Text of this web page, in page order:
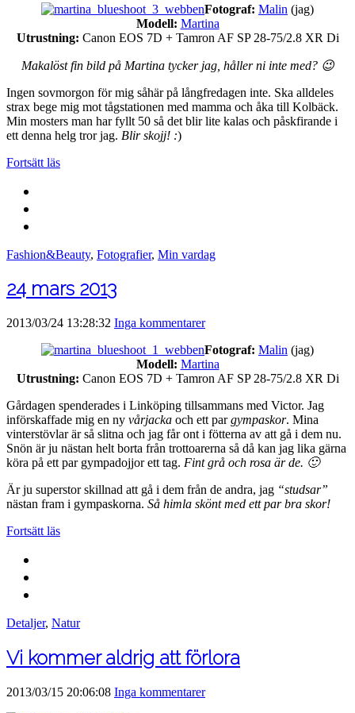
Fotograf: Malin (jag)
Modell: Martina
Utrustning: Canon EOS 7D + Tamron AF SP 28-75/2.8 XR Di
Makalöst fin bild på Martina tycker jag, håller ni inte med? 😉
Ingen sovmorgon för mig såhär på långfredagen inte. Ska alldeles
strax bege mig mot tågstationen med mamma och åka till Kolbäck.
Min mosters man har fyllt 50 så det blir lite kalas och påskfirande i
ett denna helg tror jag. Blir skojj! :)
Fortsätt läs
Fashion&Beauty, Fotografier, Min vardag
24 mars 2013
2013/03/24 13:28:32 Inga kommentarer
Fotograf: Malin (jag)
Modell: Martina
Utrustning: Canon EOS 7D + Tamron AF SP 28-75/2.8 XR Di
Gårdagen spenderades i Linköping tillsammans med Victor. Jag
införskaffade mig en ny vårjacka och ett pargympaskor. Mina
vinterstövlar är så slitna och jag får ont i fötterna av att gå i dem nu.
Snön är ju nästan helt borta från trottoarerna så då kan jag lika gärna
köra på ett par gympadojjor ett tag. Fint grå och rosa är de. 🙂
Är ju superstor skillnad att gå i dem från de andra, jag “studsar”
nästan fram i gympaskorna. Så himla skönt med ett par bra skor!
Fortsätt läs
Detaljer, Natur
Vi kommer aldrig att förlora
2013/03/15 20:06:08 Inga kommentarer